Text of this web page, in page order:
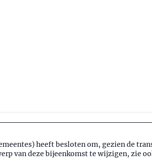
heeft besloten om, gezien de
van deze bijeenkomst te wijzigen, zie